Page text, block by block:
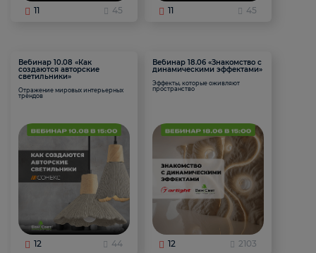
11 45 11 45
Вебинар 10.08 «Как
создаются авторские
светильники»
Отражение мировых интерьерных
трендов
12 44
Вебинар 18.06 «Знакомство с
динамическими эффектами»
Эффекты, которые оживляют
пространство
12 2103